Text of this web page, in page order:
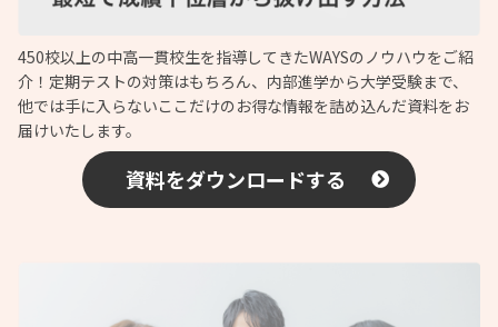
450校以上の中高一貫校生を指導してきたWAYSのノウハウをご紹
介！定期テストの対策はもちろん、内部進学から大学受験まで、
他では手に入らないここだけのお得な情報を詰め込んだ資料をお
届けいたします。
資料をダウンロードする